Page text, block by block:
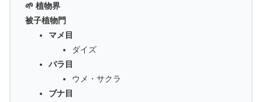
🌱 植物界
被子植物門
マメ目
ダイズ
バラ目
ウメ・サクラ
ブナ目